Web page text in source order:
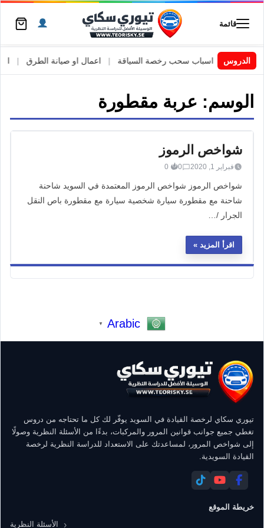
قائمة
الدروسالسويد | اسباب سحب رخصة السياقة اعمال او صيانة الطرق
الوسم: عربة مقطورة
شواخص الرموز
فبراير 1, 2020 0
0
شواخص الرموز شواخص الرموز المعتمدة في السويد شاحنة
شاحنة مع مقطورة سيارة شخصية سيارة مع مقطورة باص النقل
الجرار /…
اقرأ المزيد
Arabic
▼
تيوري سكاي لرخصة القيادة في السويد يوفّر لك كل ما تحتاجه من دروس
تغطي جميع جوانب قوانين المرور والمركبات، بدءًا من الأسئلة النظرية وصولًا
إلى شواخص المرور، لمساعدتك على الاستعداد للدراسة النظرية لرخصة
القيادة السويدية.
خريطة الموقع
الأسئلة النظرية